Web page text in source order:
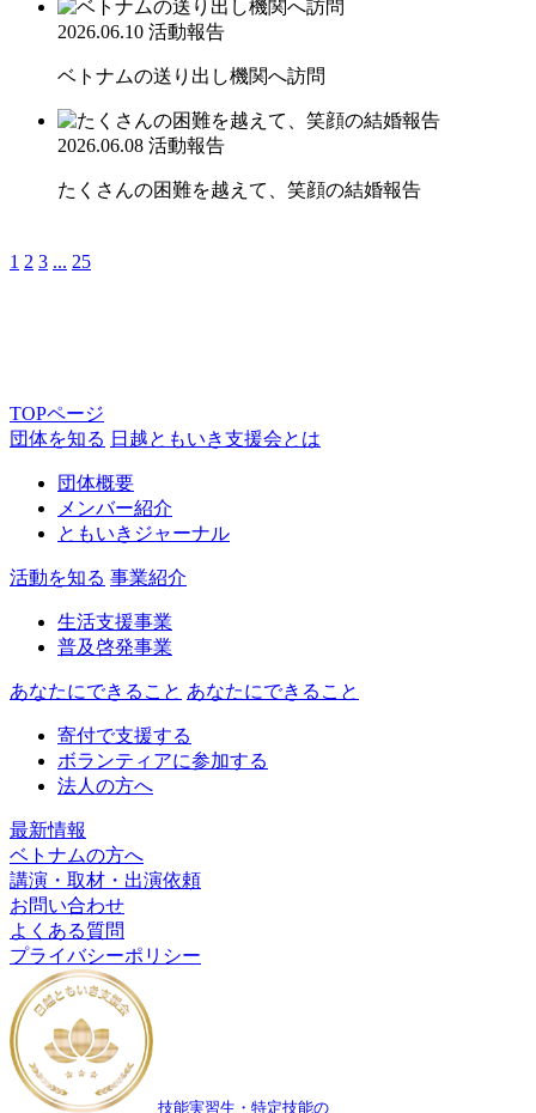
2026.06.10 活動報告
ベトナムの送り出し機関へ訪問
2026.06.08 活動報告
たくさんの困難を越えて、笑顔の結婚報告
1 2 3 ... 25
TOPページ
団体を知る 日越ともいき支援会とは
団体概要
メンバー紹介
ともいきジャーナル
活動を知る 事業紹介
生活支援事業
普及啓発事業
あなたにできること あなたにできること
寄付で支援する
ボランティアに参加する
法人の方へ
最新情報
ベトナムの方へ
講演・取材・出演依頼
お問い合わせ
よくある質問
プライバシーポリシー
技能実習生・特定技能の